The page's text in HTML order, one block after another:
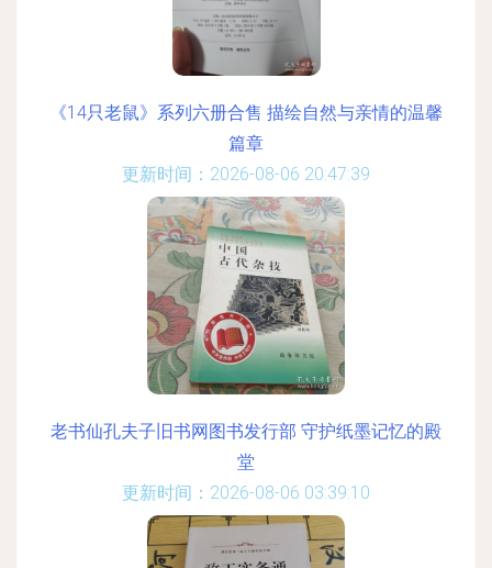
《14只老鼠》系列六册合售 描绘自然与亲情的温馨
篇章
更新时间：2026-08-06 20:47:39
老书仙孔夫子旧书网图书发行部 守护纸墨记忆的殿
堂
更新时间：2026-08-06 03:39:10